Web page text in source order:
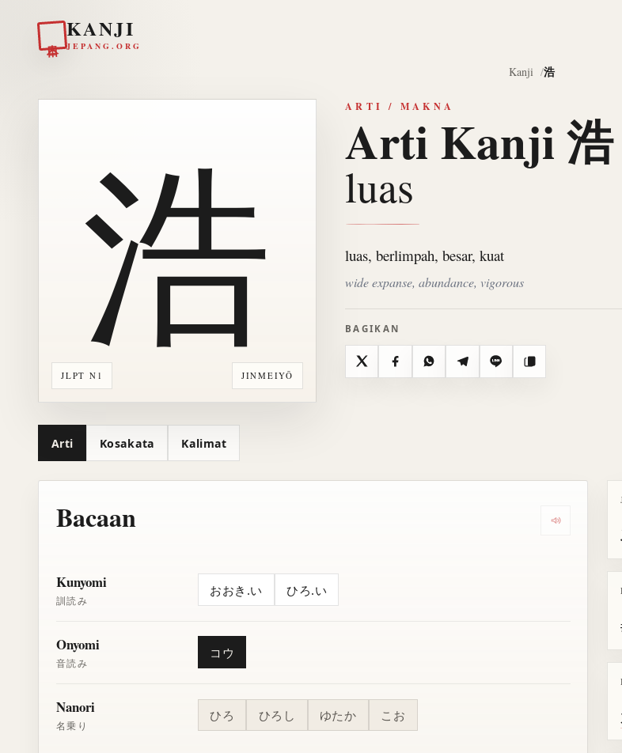
KANJI
JEPANG.ORG
Kanji 浩
JLPT N1 JINMEIYŌ
浩
ARTI / MAKNA
Arti Kanji 浩
luas
luas, berlimpah, besar, kuat
wide expanse, abundance, vigorous
BAGIKAN
X FacebookWhatsAppTelegramLine Salin
Arti Kosakata Kalimat
Bacaan Dengarkan
Kunyomi
訓読み
おおき.い ひろ.い
Onyomi
音読み
コウ
Nanori
名乗り
ひろ ひろし ゆたか こお